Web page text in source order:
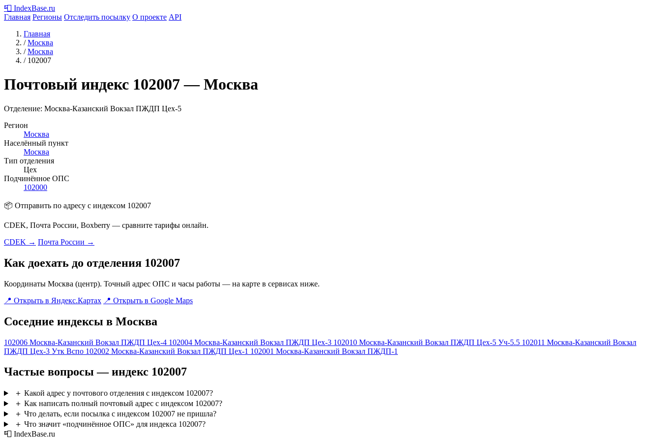
📮 IndexBase.ru
Главная Регионы Отследить посылку О проекте API
Главная
/ Москва
/ Москва
/ 102007
Почтовый индекс 102007 — Москва
Отделение: Москва-Казанский Вокзал ПЖДП Цех-5
Регион
Москва
Населённый пункт
Москва
Тип отделения
Цех
Подчинённое ОПС
102000
📦 Отправить по адресу с индексом 102007
CDEK, Почта России, Boxberry — сравните тарифы онлайн.
CDEK → Почта России →
Как доехать до отделения 102007
Координаты Москва (центр). Точный адрес ОПС и часы работы — на карте в сервисах ниже.
📍 Открыть в Яндекс.Картах 📍 Открыть в Google Maps
Соседние индексы в Москва
102006 Москва-Казанский Вокзал ПЖДП Цех-4 102004 Москва-Казанский Вокзал ПЖДП Цех-3 102010 Москва-Казанский Вокзал ПЖДП Цех-5 Уч-5.5 102011 Москва-Казанский Вокзал
ПЖДП Цех-3 Утк Вспо 102002 Москва-Казанский Вокзал ПЖДП Цех-1 102001 Москва-Казанский Вокзал ПЖДП-1
Частые вопросы — индекс 102007
＋ Какой адрес у почтового отделения с индексом 102007?
＋ Как написать полный почтовый адрес с индексом 102007?
＋ Что делать, если посылка с индексом 102007 не пришла?
＋ Что значит «подчинённое ОПС» для индекса 102007?
📮 IndexBase.ru